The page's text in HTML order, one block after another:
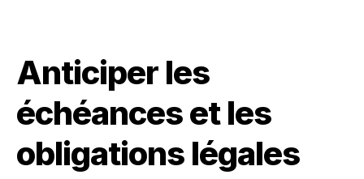
Anticiper les
échéances et les
obligations légales